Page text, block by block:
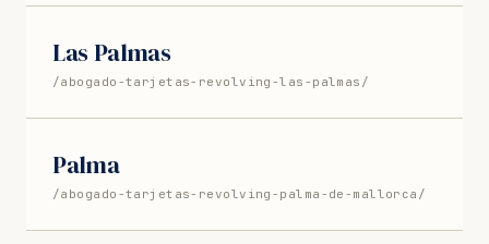
Las Palmas
/abogado-tarjetas-revolving-las-palmas/
Palma
/abogado-tarjetas-revolving-palma-de-mallorca/